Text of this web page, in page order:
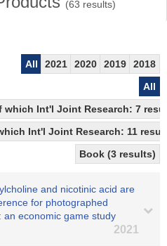
(63 results)
All 2021 2020 2019
2018
All
Int'l Joint Research: 7
Int'l Joint Research: 11
Book (3 results)
and nicotinic acid are
for photographed
economic game study
2021